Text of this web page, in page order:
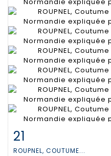
21
ROUPNEL, COUTUME...